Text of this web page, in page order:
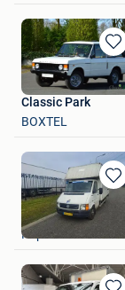
in
Mijn
Classic Park
BOXTEL
in
DeKokExport
Kapellen